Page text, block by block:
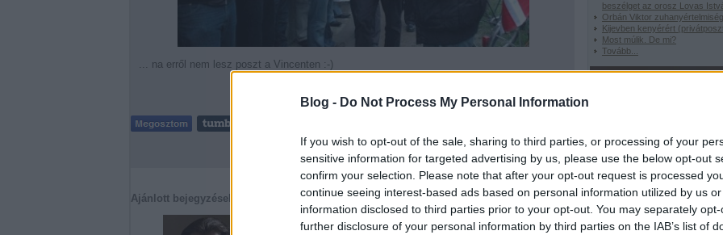
Blog - Do Not Process My Personal Information
If you wish to opt-out of the sale, sharing to third parties, or processing of your
sensitive information for targeted advertising by us, please use the below opt-out
confirm your selection. Please note that after your opt-out request is processed
continue seeing interest-based ads based on personal information utilized by us
information disclosed to third parties prior to your opt-out. You may separately
further disclosure of your personal information by third parties on the IAB’s list of
beszélget az orosz Lovas
Orbán Viktor
Kijevben kenyérért
Most múlik. De mi?
Tovább
Focitörténelem
Borzalmasvers
nap idézete Zene-bona
Ez nektek vicces?
... na erről nem lesz poszt a Vincenten :-)
Ajánlott bejegyzések: